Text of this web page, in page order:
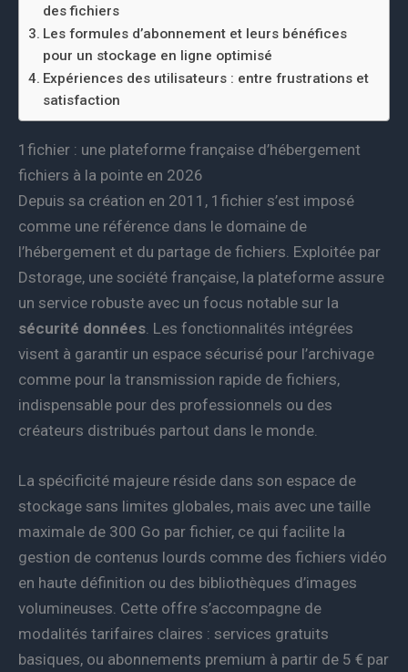
des fichiers
Les formules d’abonnement et leurs bénéfices
pour un stockage en ligne optimisé
Expériences des utilisateurs : entre frustrations et
satisfaction
1fichier : une plateforme française d’hébergement
fichiers à la pointe en 2026
Depuis sa création en 2011, 1fichier s’est imposé
comme une référence dans le domaine de
l’hébergement et du partage de fichiers. Exploitée par
Dstorage, une société française, la plateforme assure
un service robuste avec un focus notable sur la
sécurité données. Les fonctionnalités intégrées
visent à garantir un espace sécurisé pour l’archivage
comme pour la transmission rapide de fichiers,
indispensable pour des professionnels ou des
créateurs distribués partout dans le monde.
La spécificité majeure réside dans son espace de
stockage sans limites globales, mais avec une taille
maximale de 300 Go par fichier, ce qui facilite la
gestion de contenus lourds comme des fichiers vidéo
en haute définition ou des bibliothèques d’images
volumineuses. Cette offre s’accompagne de
modalités tarifaires claires : services gratuits
basiques, ou abonnements premium à partir de 5 € par